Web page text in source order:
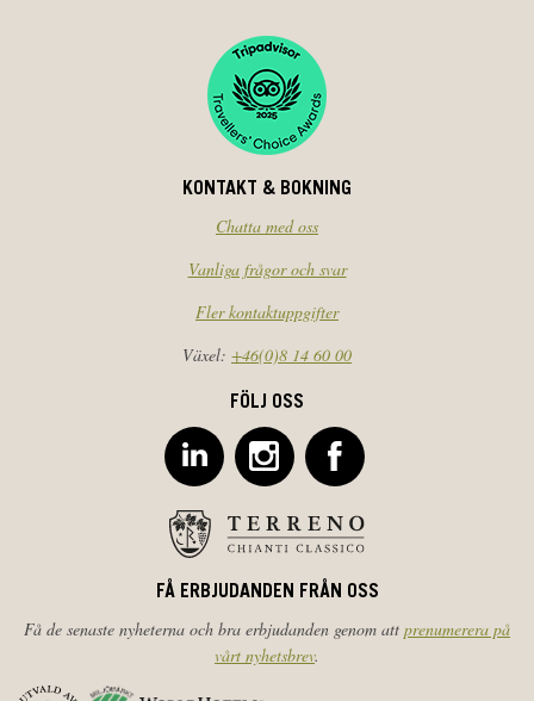
KONTAKT & BOKNING
Chatta med oss
Vanliga frågor och svar
Fler kontaktuppgifter
Växel: +46(0)8 14 60 00
FÖLJ OSS
FÅ ERBJUDANDEN FRÅN OSS
Få de senaste nyheterna och bra erbjudanden genom att prenumerera på
vårt nyhetsbrev.